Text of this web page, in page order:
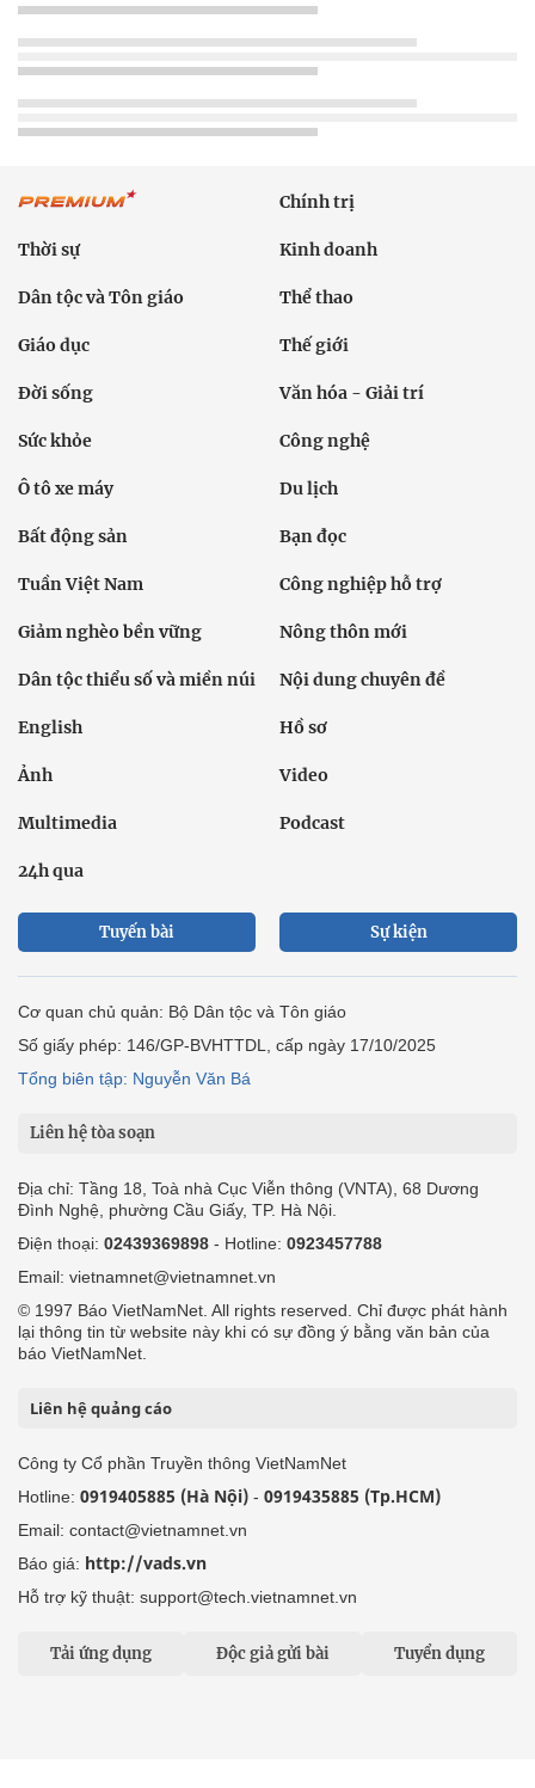
Chính trị
Thời sự Kinh doanh
Dân tộc và Tôn giáo Thể thao
Giáo dục Thế giới
Đời sống Văn hóa - Giải trí
Sức khỏe Công nghệ
Ô tô xe máy Du lịch
Bất động sản Bạn đọc
Tuần Việt Nam Công nghiệp hỗ trợ
Giảm nghèo bền vững Nông thôn mới
Dân tộc thiểu số và miền núi Nội dung chuyên đề
English Hồ sơ
Ảnh Video
Multimedia Podcast
24h qua
Tuyến bài Sự kiện
Cơ quan chủ quản: Bộ Dân tộc và Tôn giáo
Số giấy phép: 146/GP-BVHTTDL, cấp ngày 17/10/2025
Tổng biên tập: Nguyễn Văn Bá
Liên hệ tòa soạn
Địa chỉ: Tầng 18, Toà nhà Cục Viễn thông (VNTA), 68 Dương
Đình Nghệ, phường Cầu Giấy, TP. Hà Nội.
Điện thoại: 02439369898 - Hotline: 0923457788
Email: vietnamnet@vietnamnet.vn
© 1997 Báo VietNamNet. All rights reserved. Chỉ được phát hành
lại thông tin từ website này khi có sự đồng ý bằng văn bản của
báo VietNamNet.
Liên hệ quảng cáo
Công ty Cổ phần Truyền thông VietNamNet
Hotline: 0919405885 (Hà Nội) - 0919435885 (Tp.HCM)
Email: contact@vietnamnet.vn
Báo giá: http://vads.vn
Hỗ trợ kỹ thuật: support@tech.vietnamnet.vn
Tải ứng dụng Độc giả gửi bài Tuyển dụng